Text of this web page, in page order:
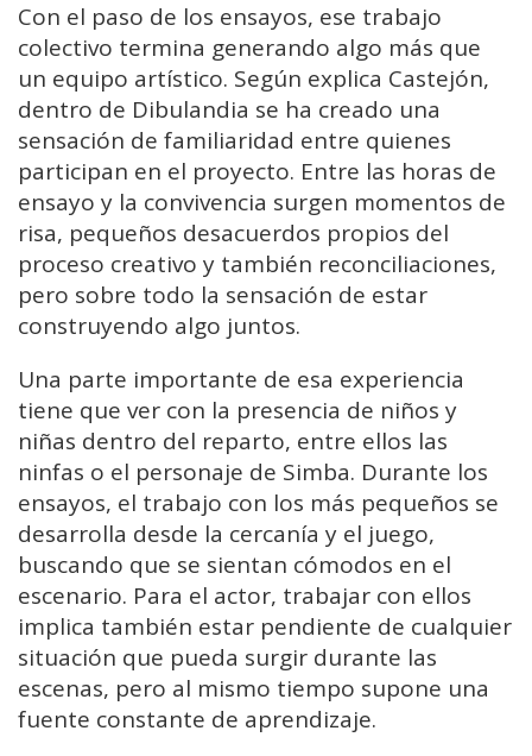
Con el paso de los ensayos, ese trabajo
colectivo termina generando algo más que
un equipo artístico. Según explica Castejón,
dentro de Dibulandia se ha creado una
sensación de familiaridad entre quienes
participan en el proyecto. Entre las horas de
ensayo y la convivencia surgen momentos de
risa, pequeños desacuerdos propios del
proceso creativo y también reconciliaciones,
pero sobre todo la sensación de estar
construyendo algo juntos.
Una parte importante de esa experiencia
tiene que ver con la presencia de niños y
niñas dentro del reparto, entre ellos las
ninfas o el personaje de Simba. Durante los
ensayos, el trabajo con los más pequeños se
desarrolla desde la cercanía y el juego,
buscando que se sientan cómodos en el
escenario. Para el actor, trabajar con ellos
implica también estar pendiente de cualquier
situación que pueda surgir durante las
escenas, pero al mismo tiempo supone una
fuente constante de aprendizaje.